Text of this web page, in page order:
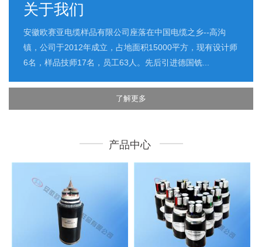
关于我们
安徽欧赛亚电缆样品有限公司座落在中国电缆之乡--高沟
镇，公司于2012年成立，占地面积15000平方，现有设计师
6名，样品技师17名，员工63人。先后引进德国铣...
了解更多
产品中心